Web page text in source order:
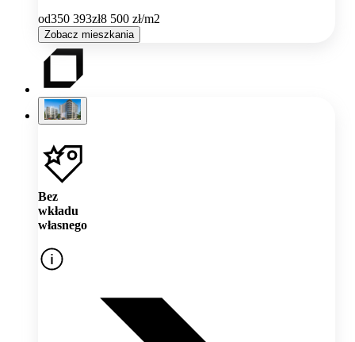
od350 393zł8 500 zł/m2
Zobacz mieszkania
Bez
wkładu
własnego